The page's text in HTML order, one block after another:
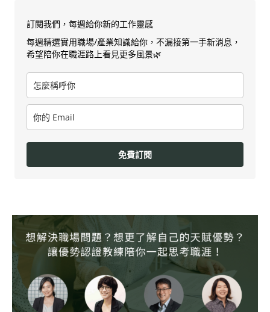
訂閱我們，每週給你新的工作靈感
每週精選實用職場/產業知識給你，不漏接第一手新消息，
希望陪你在職涯路上看見更多風景🌿
免費訂閱